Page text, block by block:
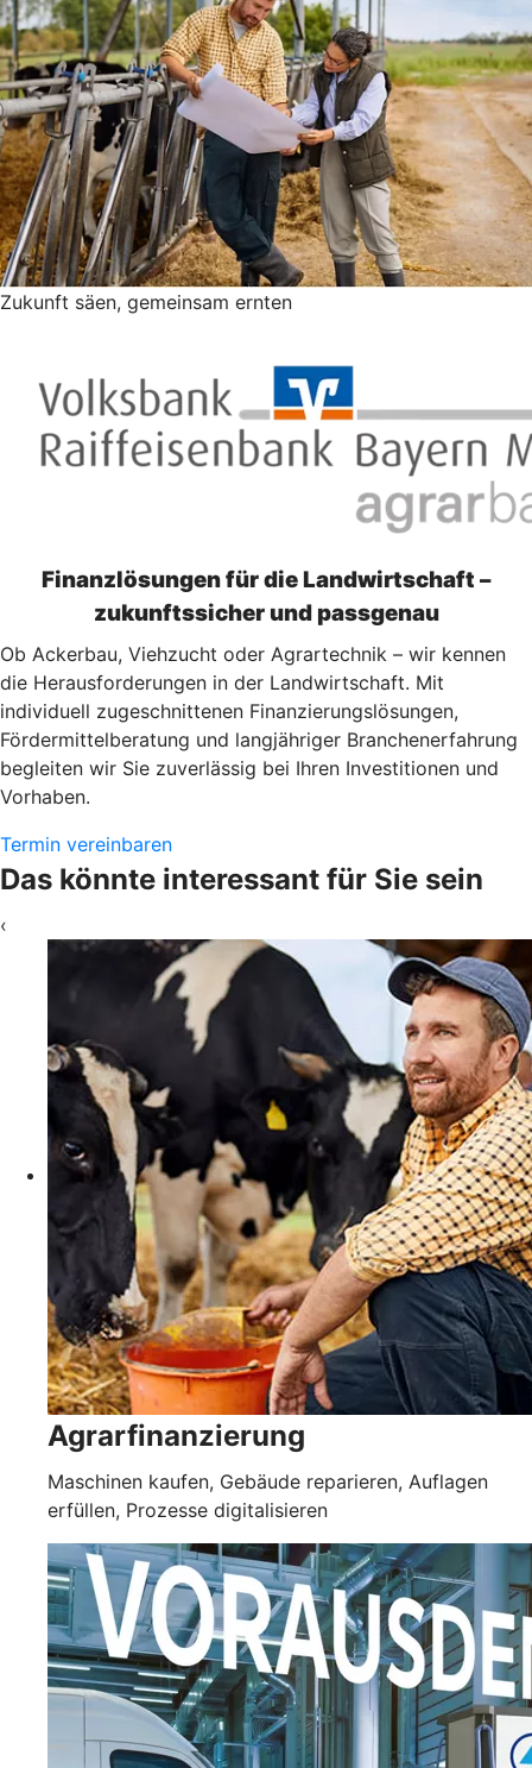
Zukunft säen, gemeinsam ernten
Finanzlösungen für die Landwirtschaft –
zukunftssicher und passgenau
Ob Ackerbau, Viehzucht oder Agrartechnik – wir kennen
die Herausforderungen in der Landwirtschaft. Mit
individuell zugeschnittenen Finanzierungslösungen,
Fördermittelberatung und langjähriger Branchenerfahrung
begleiten wir Sie zuverlässig bei Ihren Investitionen und
Vorhaben.
Termin vereinbaren
Das könnte interessant für Sie sein
‹
Agrarfinanzierung
Maschinen kaufen, Gebäude reparieren, Auflagen
erfüllen, Prozesse digitalisieren